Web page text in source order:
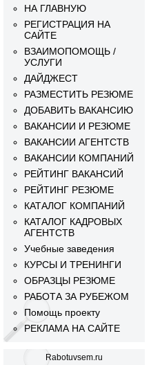
НА ГЛАВНУЮ
РЕГИСТРАЦИЯ НА
САЙТЕ
ВЗАИМОПОМОЩЬ /
УСЛУГИ
ДАЙДЖЕСТ
РАЗМЕСТИТЬ РЕЗЮМЕ
ДОБАВИТЬ ВАКАНСИЮ
ВАКАНСИИ И РЕЗЮМЕ
ВАКАНСИИ АГЕНТСТВ
ВАКАНСИИ КОМПАНИЙ
РЕЙТИНГ ВАКАНСИЙ
РЕЙТИНГ РЕЗЮМЕ
КАТАЛОГ КОМПАНИЙ
КАТАЛОГ КАДРОВЫХ
АГЕНТСТВ
Учебные заведения
КУРСЫ И ТРЕНИНГИ
ОБРАЗЦЫ РЕЗЮМЕ
РАБОТА ЗА РУБЕЖОМ
Помощь проекту
РЕКЛАМА НА САЙТЕ
Rabotuvsem.ru